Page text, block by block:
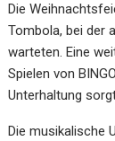
Die
Tombola, bei der
warteten. Eine
Spielen von
Unterhaltung
Die musikalische